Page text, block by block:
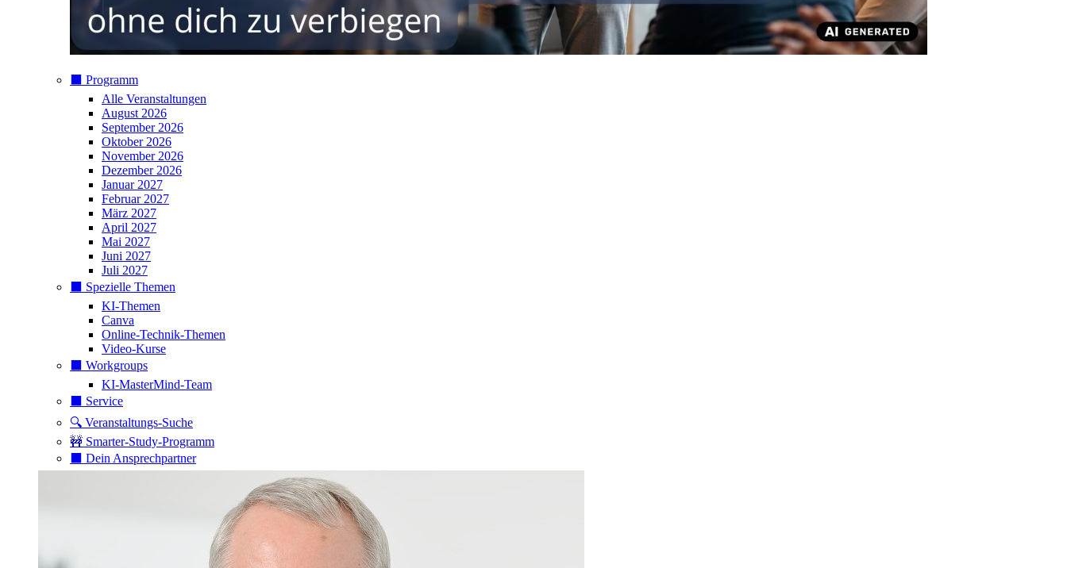
⬛️ Programm
Alle Veranstaltungen
August 2026
September 2026
Oktober 2026
November 2026
Dezember 2026
Januar 2027
Februar 2027
März 2027
April 2027
Mai 2027
Juni 2027
Juli 2027
⬛️ Spezielle Themen
KI-Themen
Canva
Online-Technik-Themen
Video-Kurse
⬛️ Workgroups
KI-MasterMind-Team
⬛️ Service
🔍 Veranstaltungs-Suche
🚧 Smarter-Study-Programm
⬛️ Dein Ansprechpartner